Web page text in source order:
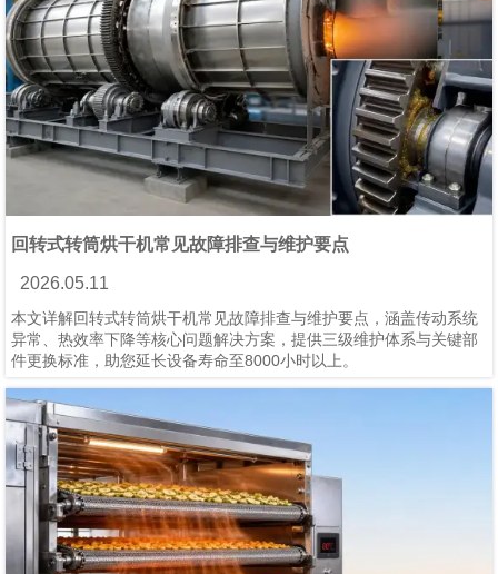
回转式转筒烘干机常见故障排查与维护要点
2026.05.11
本文详解回转式转筒烘干机常见故障排查与维护要点，涵盖传动系统
异常、热效率下降等核心问题解决方案，提供三级维护体系与关键部
件更换标准，助您延长设备寿命至8000小时以上。